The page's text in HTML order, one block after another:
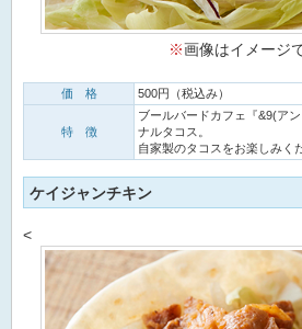
※画像はイメージ
価 格 500円（税込み）
特 徴
ブールバードカフェ『&9(ア
ナルタコス。
自家製のタコスをお楽しみく
ケイジャンチキン
<